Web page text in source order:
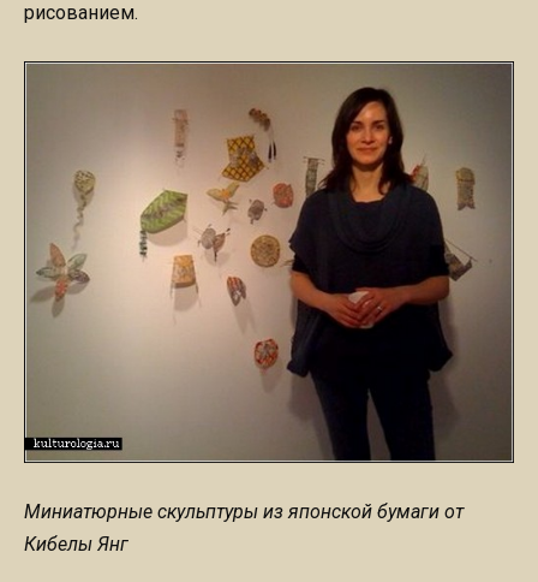
рисованием.
Миниатюрные скульптуры из японской бумаги от
Кибелы Янг